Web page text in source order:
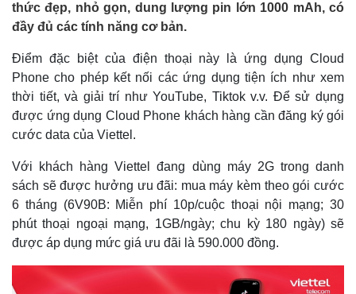
thức đẹp, nhỏ gọn, dung lượng pin lớn 1000 mAh, có
đầy đủ các tính năng cơ bản.
Điểm đặc biệt của điện thoại này là ứng dụng Cloud
Phone cho phép kết nối các ứng dụng tiện ích như xem
thời tiết, và giải trí như YouTube, Tiktok v.v. Để sử dụng
được ứng dụng Cloud Phone khách hàng cần đăng ký gói
cước data của Viettel.
Với khách hàng Viettel đang dùng máy 2G trong danh
sách sẽ được hưởng ưu đãi: mua máy kèm theo gói cước
6 tháng (6V90B: Miễn phí 10p/cuộc thoại nội mạng; 30
phút thoại ngoại mạng, 1GB/ngày; chu kỳ 180 ngày) sẽ
được áp dụng mức giá ưu đãi là 590.000 đồng.